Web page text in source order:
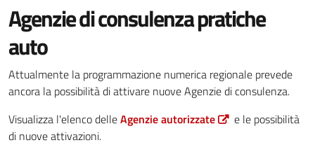
Agenzie di consulenza pratiche
auto
Attualmente la programmazione numerica regionale prevede
ancora la possibilitàdi attivare nuove Agenzie di consulenza.
Visualizza l'elenco delleAgenzie autorizzate
e le possibilità
di nuove attivazioni.